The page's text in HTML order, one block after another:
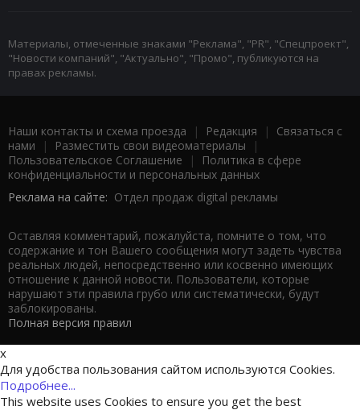
Материалы, отмеченные знаками "Реклама", "PR", "Спецпроект",
"Новости компаний", "Актуально", "Промо", публикуются на
правах рекламы.
Наши контакты и схема проезда | Редакция | Связаться с
нами | Разместить свои видеоматериалы |
Пользовательское Соглашение |
Политика в сфере
конфиденциальности и персональных данных
Реклама на сайте: Отдел продаж digital рекламы
Оставляя комментарий, пожалуйста, помните о том, что
содержание и тон Вашего сообщения могут задеть чувства
реальных людей, непосредственно или косвенно имеющих
отношение к данной новости. Пользователи, которые
нарушают эти правила грубо или систематически, будут
заблокированы.
Полная версия правил
x
Для удобства пользования сайтом используются Cookies.
Подробнее...
This website uses Cookies to ensure you get the best